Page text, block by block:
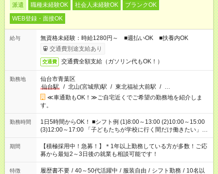
派遣 職種未経験OK 社会人未経験OK
ブランクOK
WEB登録・面接OK
給与
無資格未経験：時給1280円～ ■週払いOK ■扶養内OK
交通費別途支給あり
交通費 交通費全額支給（ガソリン代もOK！）
勤務地
仙台市青葉区
仙台駅
/ 北山(宮城県)駅 / 東北福祉大前駅 / …
≪車通勤もOK！≫ご自宅近くでご希望の勤務地を紹介しま
す。
勤務時間
1日5時間からOK！ ■シフト例 (1)8:00～13:00 (2)10:00～15:00
(3)12:00～17:00 「子どもたちが学校に行く間だけ働きたい」
「余裕を持って夕飯の準備がしたい」 「午前中は働いて、午後
はプライベートの時間にしたい」 など、ご希望を教えてくださ
いね。 ※Wワーク希望の方へ 今ご覧のお仕事で希望する勤務時
間と、もう1つのお仕事の勤務時間。 合計で週40時間を超える
場合は応募できません。
期間
【積極採用中！急募！】＊1年以上勤務している方が多数！ご応
募から最短2～3日後の就業も相談可能です！
特徴 履歴書不要 / 40～50代活躍中 / 服装自由 / シフト勤務 / 10名以